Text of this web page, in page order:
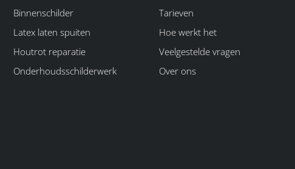
Binnenschilder
Latex laten spuiten
Houtrot reparatie
Onderhoudsschilderwerk
Tarieven
Hoe werkt het
Veelgestelde vragen
Over ons